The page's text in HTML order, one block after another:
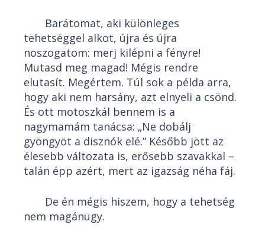
Barátomat, aki különleges
tehetséggel alkot, újra és újra
noszogatom: merj kilépni a fényre!
Mutasd meg magad! Mégis rendre
elutasít. Megértem. Túl sok a példa arra,
hogy aki nem harsány, azt elnyeli a csönd.
És ott motoszkál bennem is a
nagymamám tanácsa: „Ne dobálj
gyöngyöt a disznók elé.” Később jött az
élesebb változata is, erősebb szavakkal –
talán épp azért, mert az igazság néha fáj.
De én mégis hiszem, hogy a tehetség
nem magánügy.